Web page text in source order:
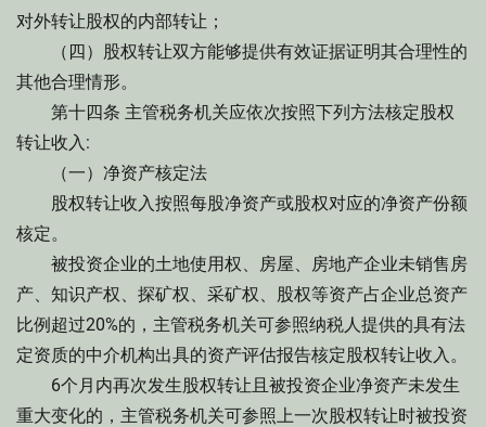
对外转让股权的内部转让；
（四）股权转让双方能够提供有效证据证明其合理性的
其他合理情形。
第十四条 主管税务机关应依次按照下列方法核定股权
转让收入:
（一）净资产核定法
股权转让收入按照每股净资产或股权对应的净资产份额
核定。
被投资企业的土地使用权、房屋、房地产企业未销售房
产、知识产权、探矿权、采矿权、股权等资产占企业总资产
比例超过20%的，主管税务机关可参照纳税人提供的具有法
定资质的中介机构出具的资产评估报告核定股权转让收入。
6个月内再次发生股权转让且被投资企业净资产未发生
重大变化的，主管税务机关可参照上一次股权转让时被投资